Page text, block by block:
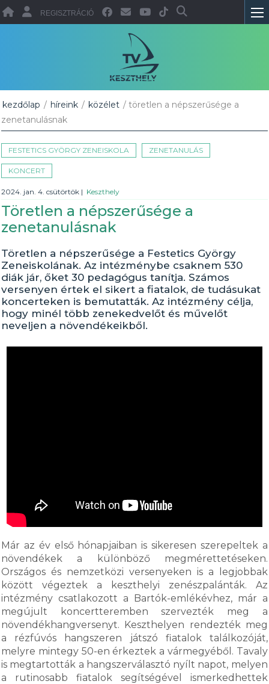
REGISZTRÁCIÓ
kezdőlap / híreink / közélet / töretlen a népszerűsége a
zenetanulásnak
FESTETICS GYÖRGY ZENEISKOLA ZENETANULÁS
KONCERT
2024. jan. 4. csütörtök | Keszthely
Töretlen a népszerűsége a
zenetanulásnak
Töretlen a népszerűsége a Festetics György
Zeneiskolának. Az intézménybe csaknem 530
diák jár, őket 30 pedagógus tanítja. Számos
versenyen értek el sikert a fiatalok, de tudásukat
koncerteken is bemutatták. Az intézmény célja,
hogy minél több zenekedvelőt és művelőt
neveljen a növendékeikből.
Már az év első hónapjaiban is sikeresen szerepeltek a
növendékek a különböző megmérettetéseken.
Országos és nemzetközi versenyeken is a legjobbak
között végeztek a keszthelyi zenészpalánták. Az
intézmény csatlakozott a Bartók-emlékévhez, már a
megújult koncertteremben szervezték meg a
növendékhangversenyt. Keszthelyen rendezték meg
a rézfúvós hangszeren játszó fiatalok találkozóját,
melyre mintegy 50-en érkeztek a vármegyéből. Tavaly
is megtartották a hangszerválasztó nyílt napot, melyen
a rutinosabb fiatalok segítségével ismerkedhettek